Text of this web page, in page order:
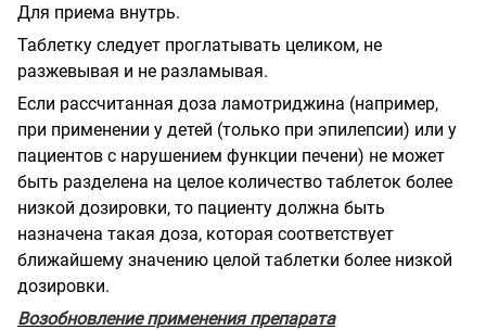
Для приема внутрь.
Таблетку следует проглатывать целиком, не
разжевывая и не разламывая.
Если рассчитанная доза ламотриджина (например,
при применении у детей (только при эпилепсии) или у
пациентов с нарушением функции печени) не может
быть разделена на целое количество таблеток более
низкой дозировки, то пациенту должна быть
назначена такая доза, которая соответствует
ближайшему значению целой таблетки более низкой
дозировки.
Возобновление применения препарата